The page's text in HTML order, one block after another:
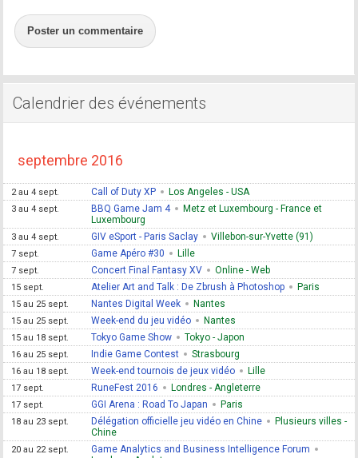
Poster un commentaire
Calendrier des événements
septembre 2016
2 au 4 sept. Call of Duty XP Los Angeles - USA
3 au 4 sept. BBQ Game Jam 4
Metz et Luxembourg - France et
Luxembourg
3 au 4 sept. GIV eSport - Paris Saclay Villebon-sur-Yvette (91)
7 sept. Game Apéro #30 Lille
7 sept. Concert Final Fantasy XV Online - Web
15 sept. Atelier Art and Talk : De Zbrush à Photoshop Paris
15 au 25 sept. Nantes Digital Week Nantes
15 au 25 sept. Week-end du jeu vidéo Nantes
15 au 18 sept. Tokyo Game Show Tokyo - Japon
16 au 25 sept. Indie Game Contest Strasbourg
16 au 18 sept. Week-end tournois de jeux vidéo Lille
17 sept. RuneFest 2016 Londres - Angleterre
17 sept. GGI Arena : Road To Japan Paris
18 au 23 sept. Délégation officielle jeu vidéo en Chine
Plusieurs villes -
Chine
20 au 22 sept.
Game Analytics and Business Intelligence Forum